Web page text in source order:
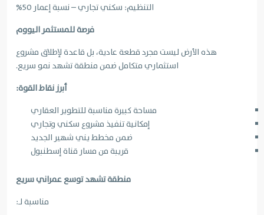
التنظيم: سكني تجاري – نسبة إعمار 50%
فرصة للمستثمر اليووم
هذه الأرض ليست مجرد قطعة عادية، بل قاعدة لإطلاق مشروع
استثماري متكامل ضمن منطقة تشهد نمو سريع.
أبرز نقاط القوة:
مساحة كبيرة مناسبة للتطوير العقاري
إمكانية تنفيذ مشروع سكني وتجاري
ضمن مخطط يني شهير الجديد
قريبة من مسار قناة إسطنبول
منطقة تشهد توسع عمراني سريع
مناسبة لـ: